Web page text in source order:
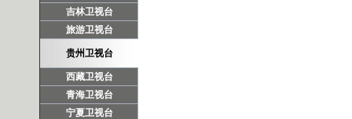
吉林卫视台
旅游卫视台
贵州卫视台
西藏卫视台
青海卫视台
宁夏卫视台